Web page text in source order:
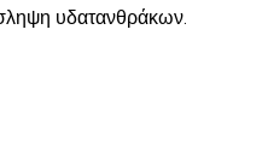
υδατανθράκων.